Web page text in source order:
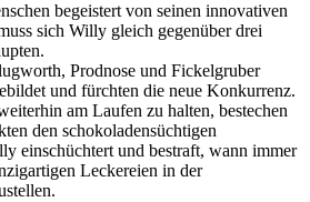
begeistert von seinen innovativen
sich Willy gleich gegenüber drei
Prodnose und Fickelgruber
und fürchten die neue Konkurrenz.
am Laufen zu halten, bestechen
den schokoladensüchtigen
einschüchtert und bestraft, wann immer
Leckereien in der